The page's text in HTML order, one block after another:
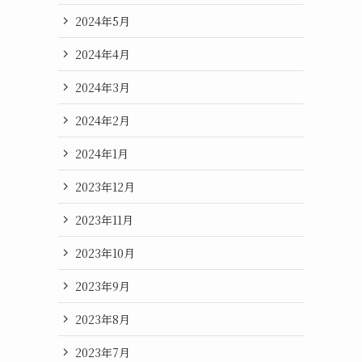
2024年5月
2024年4月
2024年3月
2024年2月
2024年1月
2023年12月
2023年11月
2023年10月
2023年9月
2023年8月
2023年7月